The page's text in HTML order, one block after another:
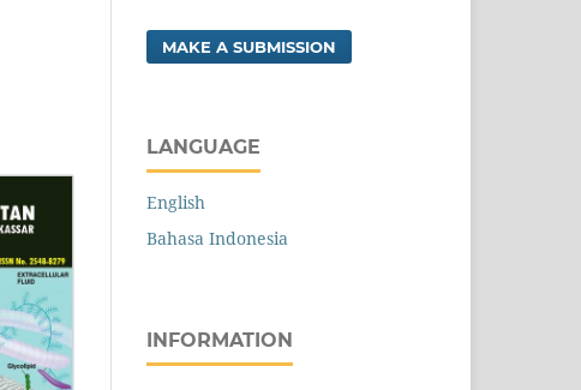
MAKE A SUBMISSION
LANGUAGE
English
Bahasa Indonesia
INFORMATION